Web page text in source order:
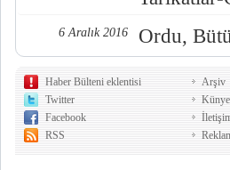
6 Aralık 2016 Ordu,
Haber Bülteni eklentisi
Twitter
Facebook
RSS
Arşiv
Künye